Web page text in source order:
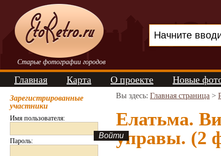
Старые фотографии городов
Главная Карта О проекте Новые
Зарегистрированные
участники
Имя пользователя:
Пароль:
Вы здесь: Главная страница >
Елатьма.
управы. (2